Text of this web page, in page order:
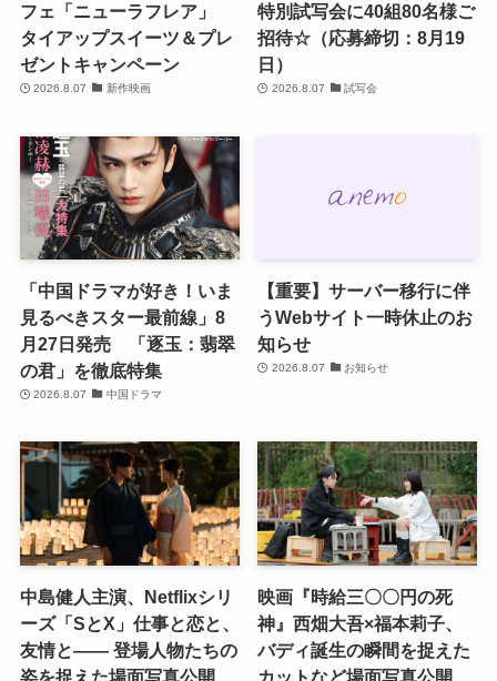
フェ「ニューラフレア」
タイアップスイーツ＆プレ
ゼントキャンペーン
2026.8.07 新作映画
特別試写会に40組80名様ご
招待☆（応募締切：8月19
日）
2026.8.07 試写会
「中国ドラマが好き！いま
見るべきスター最前線」8
月27日発売 「逐玉：翡翠
の君」を徹底特集
2026.8.07 中国ドラマ
【重要】サーバー移行に伴
うWebサイト一時休止のお
知らせ
2026.8.07 お知らせ
中島健人主演、Netflixシリ
ーズ「SとX」仕事と恋と、
友情と―― 登場人物たちの
姿を捉えた場面写真公開
映画『時給三〇〇円の死
神』西畑大吾×福本莉子、
バディ誕生の瞬間を捉えた
カットなど場面写真公開